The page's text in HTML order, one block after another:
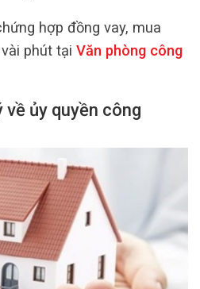
hợp đồng vay, mua
phút tại Văn phòng công
về ủy quyền công